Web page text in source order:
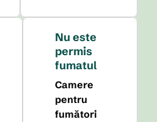
Nu este
permis
fumatul
Camere
pentru
fumători